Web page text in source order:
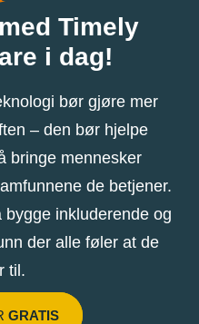
Timely
i dag!
bør gjøre mer
– den bør hjelpe
bringe mennesker
de betjener.
inkluderende og
der alle føler at de
til.
GRATIS